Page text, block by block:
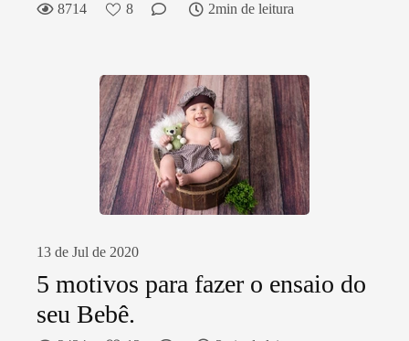
8714 8 2min de leitura
13 de Jul de 2020
5 motivos para fazer o ensaio do
seu Bebê.